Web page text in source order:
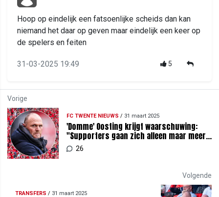
Hoop op eindelijk een fatsoenlijke scheids dan kan
niemand het daar op geven maar eindelijk een keer op
de spelers en feiten
31-03-2025 19:49 5
Vorige
FC TWENTE NIEUWS / 31 maart 2025
'Domme' Oosting krijgt waarschuwing:
"Supporters gaan zich alleen maar meer
van je afkeren"
26
Volgende
TRANSFERS / 31 maart 2025